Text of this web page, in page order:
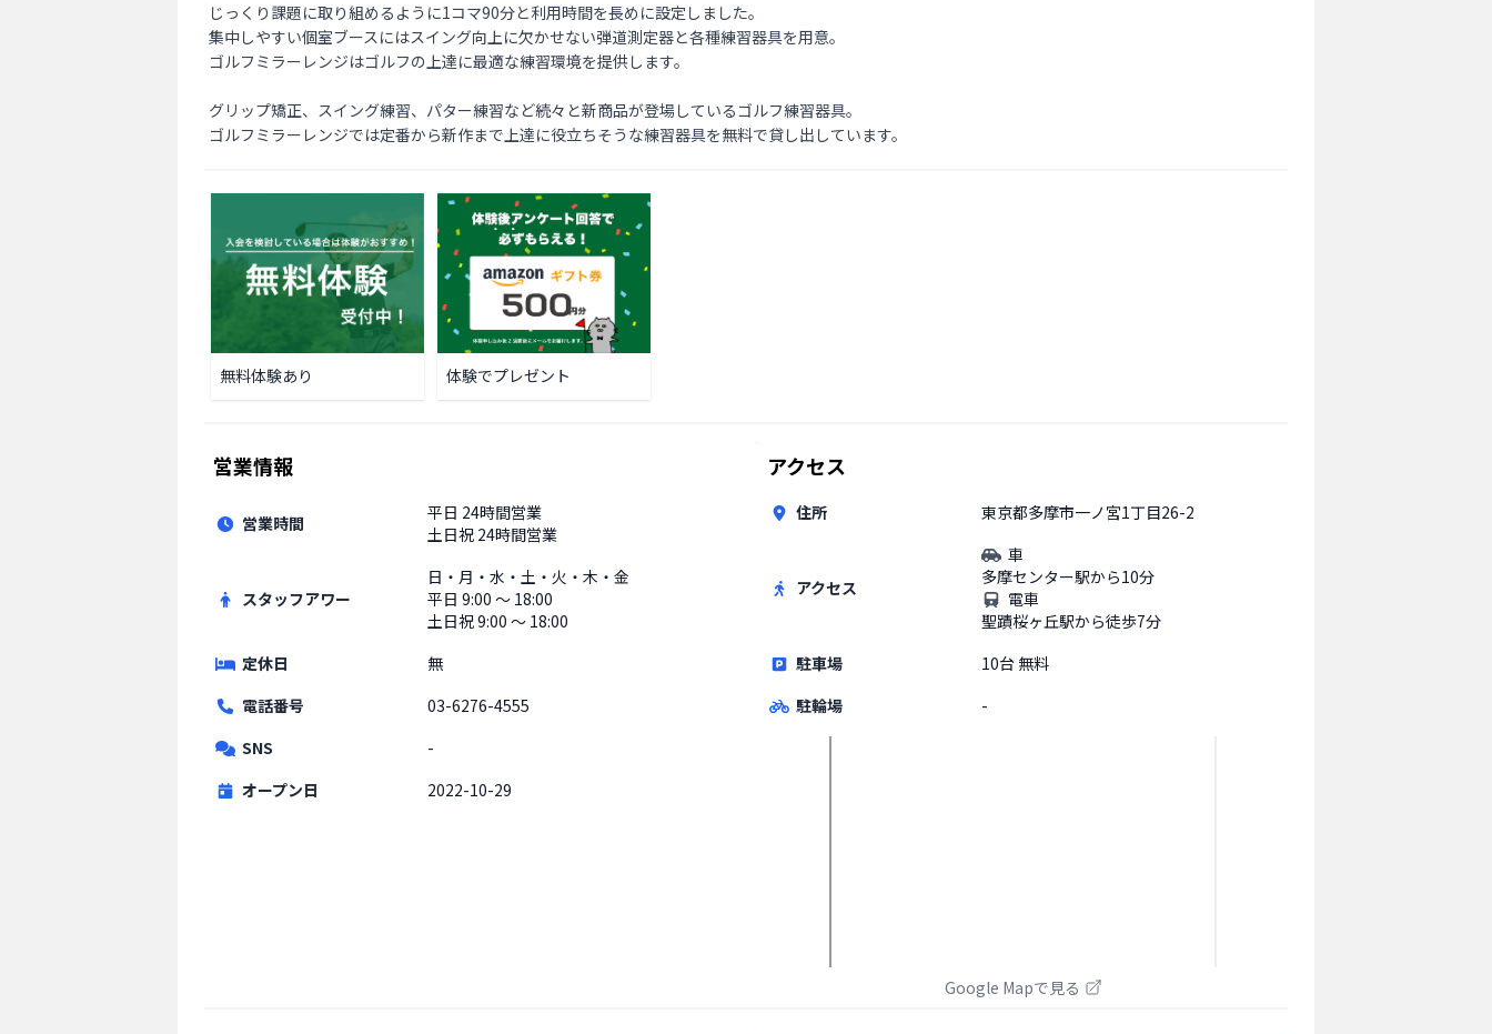
じっくり課題に取り組めるように1コマ90分と利用時間を長めに設定しました。
集中しやすい個室ブースにはスイング向上に欠かせない弾道測定器と各種練習器具を用意。
ゴルフミラーレンジはゴルフの上達に最適な練習環境を提供します。
グリップ矯正、スイング練習、パター練習など続々と新商品が登場しているゴルフ練習器具。
ゴルフミラーレンジでは定番から新作まで上達に役立ちそうな練習器具を無料で貸し出しています。
無料体験あり 体験でプレゼント
営業情報
営業時間 平日 24時間営業
土日祝 24時間営業
スタッフアワー
日・月・水・土・火・木・金
平日 9:00 〜 18:00
土日祝9:00 〜 18:00
定休日
無
電話番号
03-6276-4555
SNS
-
オープン日
2022-10-29
アクセス
住所 東京都多摩市一ノ宮1丁目26-2
アクセス
車
多摩センター駅から10分
電車
聖蹟桜ヶ丘駅から徒歩7分
駐車場
10台 無料
駐輪場
-
Google Mapで見る